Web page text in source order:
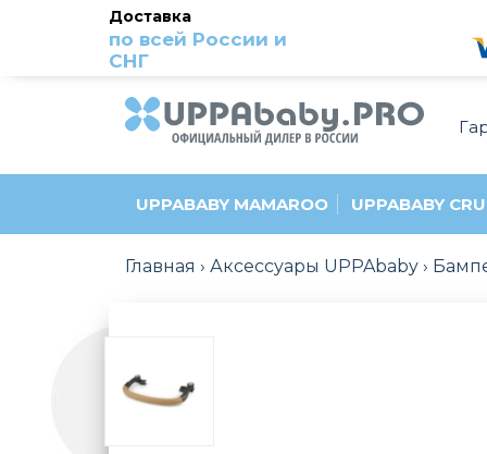
Доставка
по всей России и
СНГ
UPPABABY MAMAROO UPPABABY
Главная Аксессуары UPPAbaby